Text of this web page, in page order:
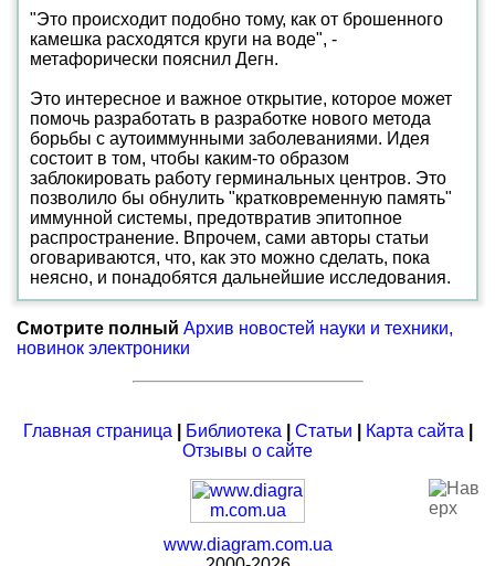
"Это происходит подобно тому, как от брошенного
камешка расходятся круги на воде", -
метафорически пояснил Дегн.
Это интересное и важное открытие, которое может
помочь разработать в разработке нового метода
борьбы с аутоиммунными заболеваниями. Идея
состоит в том, чтобы каким-то образом
заблокировать работу герминальных центров. Это
позволило бы обнулить "кратковременную память"
иммунной системы, предотвратив эпитопное
распространение. Впрочем, сами авторы статьи
оговариваются, что, как это можно сделать, пока
неясно, и понадобятся дальнейшие исследования.
Смотрите полный Архив новостей науки и техники,
новинок электроники
Главная страница Библиотека Статьи Карта сайта
Отзывы о сайте
www.diagram.com.ua